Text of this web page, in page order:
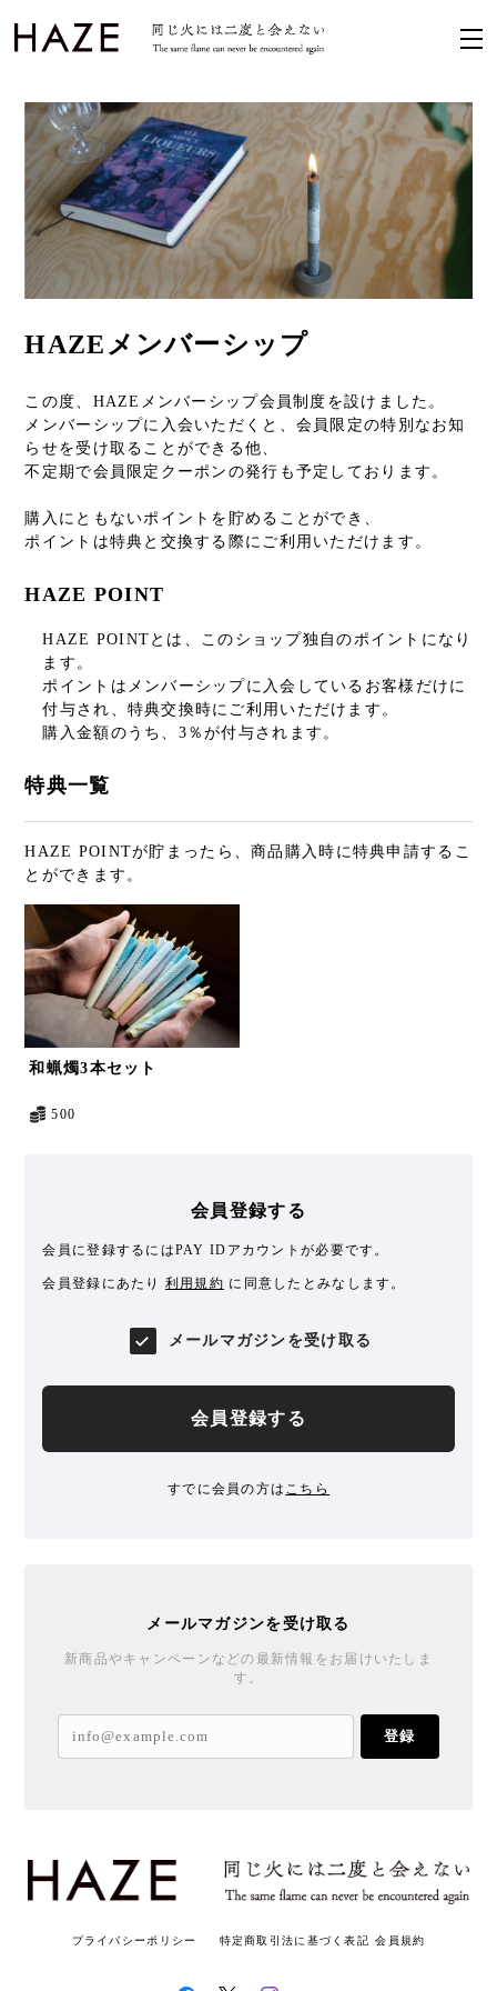
HAZEメンバーシップ
この度、HAZEメンバーシップ会員制度を設けました。
メンバーシップに入会いただくと、会員限定の特別なお知
らせを受け取ることができる他、
不定期で会員限定クーポンの発行も予定しております。
購入にともないポイントを貯めることができ、
ポイントは特典と交換する際にご利用いただけます。
HAZE POINT
HAZE POINTとは、このショップ独自のポイントになり
ます。
ポイントはメンバーシップに入会しているお客様だけに
付与され、特典交換時にご利用いただけます。
購入金額のうち、3％が付与されます。
特典一覧
HAZE POINTが貯まったら、商品購入時に特典申請するこ
とができます。
和蝋燭3本セット
500
会員登録する
会員に登録するにはPAY IDアカウントが必要です。
会員登録にあたり 利用規約 に同意したとみなします。
メールマガジンを受け取る
会員登録する
すでに会員の方は こちら
メールマガジンを受け取る
新商品やキャンペーンなどの最新情報をお届けいたしま
す。
登録
プライバシーポリシー 特定商取引法に基づく表記 会員規約